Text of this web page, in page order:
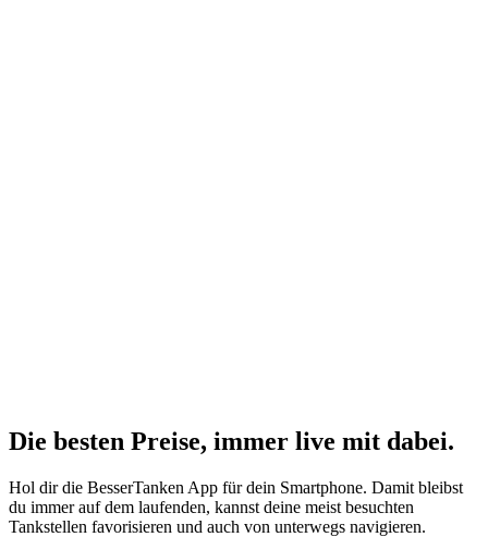
Die besten Preise, immer live mit dabei.
Hol dir die BesserTanken App für dein Smartphone. Damit bleibst
du immer auf dem laufenden, kannst deine meist besuchten
Tankstellen favorisieren und auch von unterwegs navigieren.